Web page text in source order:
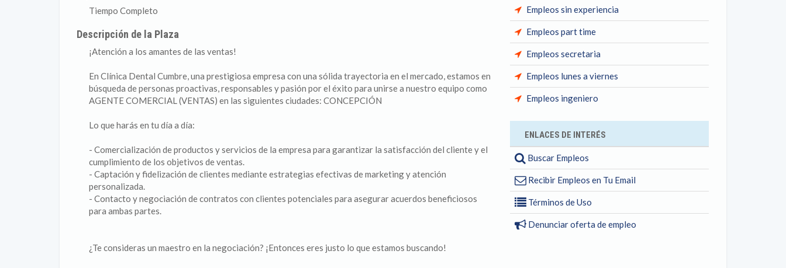
Tiempo Completo
Descripción de la Plaza
¡Atención a los amantes de las ventas!
En Clínica Dental Cumbre, una prestigiosa empresa con una sólida trayectoria en el mercado, estamos en
búsqueda de personas proactivas, responsables y pasión por el éxito para unirse a nuestro equipo como
AGENTE COMERCIAL (VENTAS) en las siguientes ciudades: CONCEPCIÓN
Lo que harás en tu día a día:
- Comercialización de productos y servicios de la empresa para garantizar la satisfacción del cliente y el
cumplimiento de los objetivos de ventas.
- Captación y fidelización de clientes mediante estrategias efectivas de marketing y atención
personalizada.
- Contacto y negociación de contratos con clientes potenciales para asegurar acuerdos beneficiosos
para ambas partes.
¿Te consideras un maestro en la negociación? ¡Entonces eres justo lo que estamos buscando!
Empleos sin experiencia
Empleos part time
Empleos secretaria
Empleos lunes a viernes
Empleos ingeniero
ENLACES DE INTERÉS
Buscar Empleos
Recibir Empleos en Tu Email
Términos de Uso
Denunciar oferta de empleo